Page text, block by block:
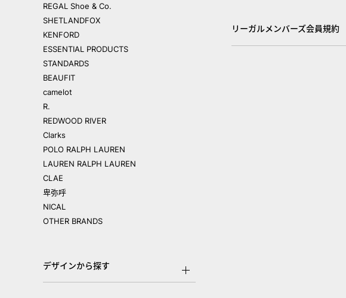
REGAL Shoe & Co.
SHETLANDFOX
KENFORD
ESSENTIAL PRODUCTS
STANDARDS
BEAUFIT
camelot
R.
REDWOOD RIVER
Clarks
POLO RALPH LAUREN
LAUREN RALPH LAUREN
CLAE
卑弥呼
NICAL
OTHER BRANDS
デザインから探す
リーガルメンバーズ会員規約